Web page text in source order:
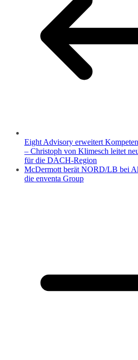
Eight Advisory erweitert
– Christoph von Klimesch leitet
für die DACH-Region
McDermott berät NORD/LB bei
die enventa Group